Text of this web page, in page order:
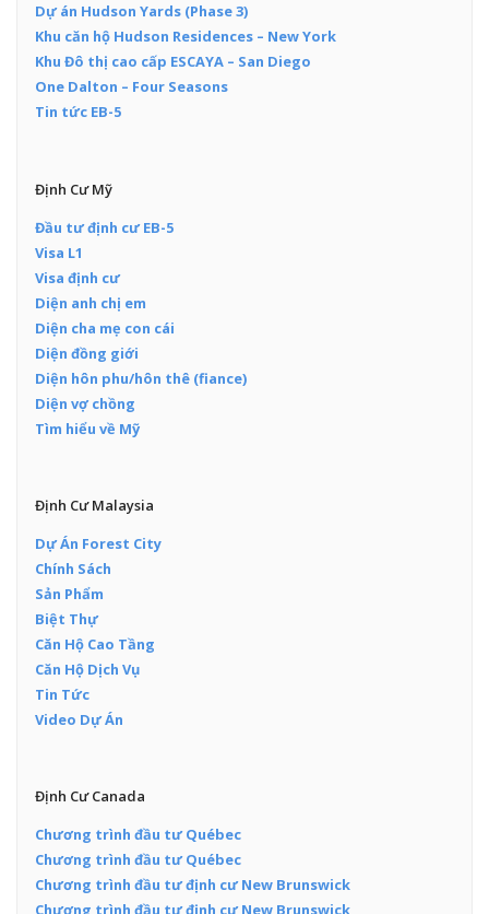
Dự án Hudson Yards (Phase 3)
Khu căn hộ Hudson Residences – New York
Khu Đô thị cao cấp ESCAYA – San Diego
One Dalton – Four Seasons
Tin tức EB-5
Định Cư Mỹ
Đầu tư định cư EB-5
Visa L1
Visa định cư
Diện anh chị em
Diện cha mẹ con cái
Diện đồng giới
Diện hôn phu/hôn thê (fiance)
Diện vợ chồng
Tìm hiểu về Mỹ
Định Cư Malaysia
Dự Án Forest City
Chính Sách
Sản Phẩm
Biệt Thự
Căn Hộ Cao Tầng
Căn Hộ Dịch Vụ
Tin Tức
Video Dự Án
Định Cư Canada
Chương trình đầu tư Québec
Chương trình đầu tư Québec
Chương trình đầu tư định cư New Brunswick
Chương trình đầu tư định cư New Brunswick